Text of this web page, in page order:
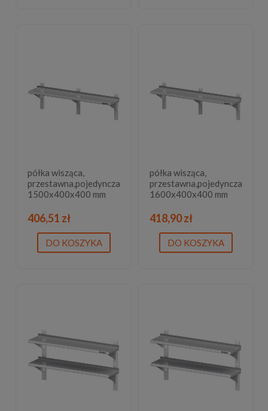
półka wisząca,
przestawna,pojedyncza
1500x400x400 mm
406,51 zł
DO KOSZYKA
półka wisząca,
przestawna,pojedyncza
1600x400x400 mm
418,90 zł
DO KOSZYKA